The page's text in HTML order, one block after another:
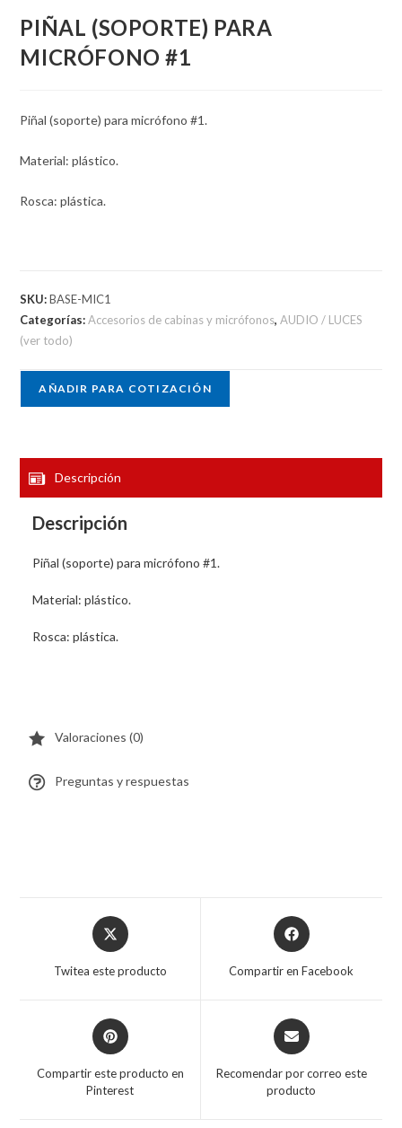
PIÑAL (SOPORTE) PARA
MICRÓFONO #1
Piñal (soporte) para micrófono #1.
Material: plástico.
Rosca: plástica.
SKU:BASE-MIC1
Categorías:Accesorios de cabinas y micrófonos,AUDIO / LUCES
(ver todo)
AÑADIR PARA COTIZACIÓN
Descripción
Descripción
Piñal (soporte) para micrófono #1.
Material: plástico.
Rosca: plástica.
Valoraciones (0)
Preguntas y respuestas
Twitea este producto Compartir en Facebook
Compartir este producto en
Pinterest
Recomendar por correo este
producto